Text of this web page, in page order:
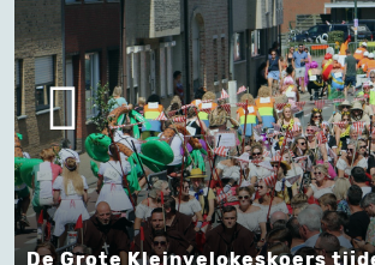
De Grote Kleinvelokeskoers